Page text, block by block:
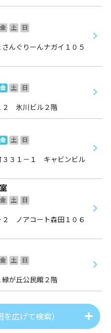
金 土
日
んぐりーんナガイ１０５
金 土
日
２ 氷川ビル２階
金 土
日
３３１－１ キャビンビル
金 土
日
２ ノアコート森田１０６
金 土
日
が丘公民館２階
広げて検索）